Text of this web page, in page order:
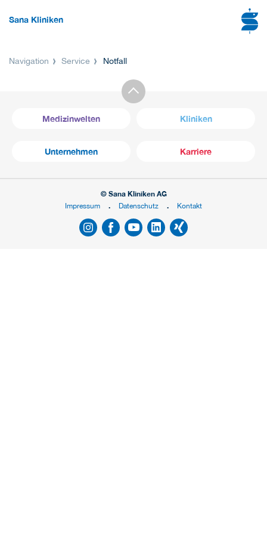
Sana Kliniken
Navigation Service Notfall
Medizinwelten Kliniken
Unternehmen Karriere
© Sana Kliniken AG
Impressum
Datenschutz Kontakt